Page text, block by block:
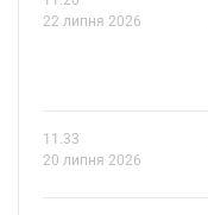
22 липня 2026
11.33
20 липня 2026